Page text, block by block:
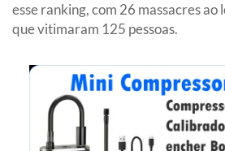
esse ranking, com 26 massacres ao
que vitimaram 125 pessoas.